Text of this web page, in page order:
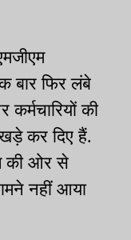
बार फिर लंबे
की
कर दिए हैं.
की ओर से
नहीं आया